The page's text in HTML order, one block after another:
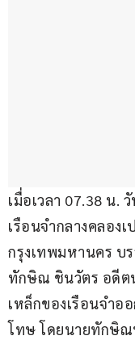
เมื่อเวลา 07.38 น.
เรือนจำกลางคลอง
กรุงเทพมหานคร บ
ทักษิณ ชินวัตร อดีต
เหล็กของเรือนจำอ
โทษ โดยนายทักษิณ